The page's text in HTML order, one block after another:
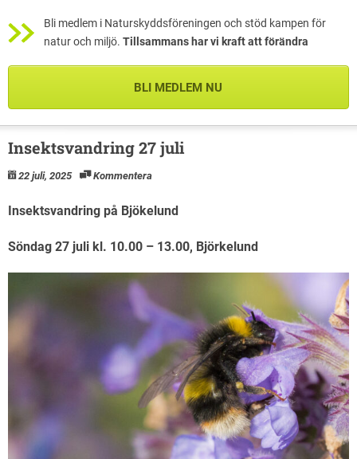
Bli medlem i Naturskyddsföreningen och stöd kampen för
natur och miljö. Tillsammans har vi kraft att förändra
BLI MEDLEM NU
Insektsvandring 27 juli
22 juli, 2025 Kommentera
Insektsvandring på Bjökelund
Söndag 27 juli kl. 10.00 – 13.00, Björkelund